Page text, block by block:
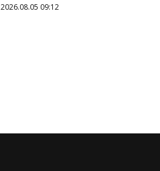
2026.08.05 09:12